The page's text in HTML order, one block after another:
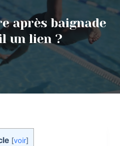
après baignade
un lien ?
[voir]